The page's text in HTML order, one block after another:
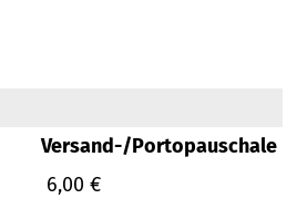
Versand-/Portopauschale
6,00 €